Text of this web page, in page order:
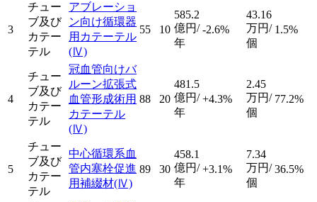
3
チュー
ブ及び
カテー
テル
アブレーショ
ン向け循環器
用カテーテル
(Ⅳ)
55 10
585.2
億円/
年
-2.6%
43.16
万円/
個
1.5%
4
チュー
ブ及び
カテー
テル
冠血管向けバ
ルーン拡張式
血管形成術用
カテーテル
(Ⅳ)
88 20
481.5
億円/
年
+4.3%
2.45
万円/
個
77.2%
5
チュー
ブ及び
カテー
テル
中心循環系血
管内塞栓促進
用補綴材(Ⅳ)
89 30
458.1
億円/
年
+3.1%
7.34
万円/
個
36.5%